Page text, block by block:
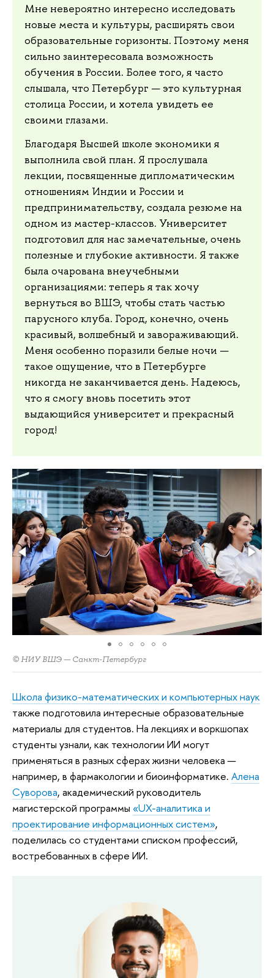
Мне невероятно интересно исследовать
новые места и культуры, расширять свои
образовательные горизонты. Поэтому меня
сильно заинтересовала возможность
обучения в России. Более того, я часто
слышала, что Петербург — это культурная
столица России, и хотела увидеть ее
своими глазами.
Благодаря Высшей школе экономики я
выполнила свой план. Я прослушала
лекции, посвященные дипломатическим
отношениям Индии и России и
предпринимательству, создала резюме на
одном из мастер-классов. Университет
подготовил для нас замечательные, очень
полезные и глубокие активности. Я также
была очарована внеучебными
организациями: теперь я так хочу
вернуться во ВШЭ, чтобы стать частью
парусного клуба. Город, конечно, очень
красивый, волшебный и завораживающий.
Меня особенно поразили белые ночи —
такое ощущение, что в Петербурге
никогда не заканчивается день. Надеюсь,
что я смогу вновь посетить этот
выдающийся университет и прекрасный
город!
© НИУ ВШЭ — Санкт-Петербург
Школа физико-математических и компьютерных наук
также подготовила интересные образовательные
материалы для студентов. На лекциях и воркшопах
студенты узнали, как технологии ИИ могут
применяться в разных сферах жизни человека —
например, в фармакологии и биоинформатике. Алена
Суворова, академический руководитель
магистерской программы «UX-аналитика и
проектирование информационных систем»,
поделилась со студентами списком профессий,
востребованных в сфере ИИ.